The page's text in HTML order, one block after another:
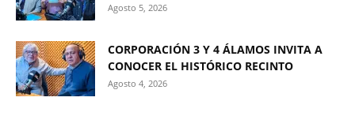
Agosto 5, 2026
CORPORACIÓN 3 Y 4 ÁLAMOS INVITA A
CONOCER EL HISTÓRICO RECINTO
Agosto 4, 2026